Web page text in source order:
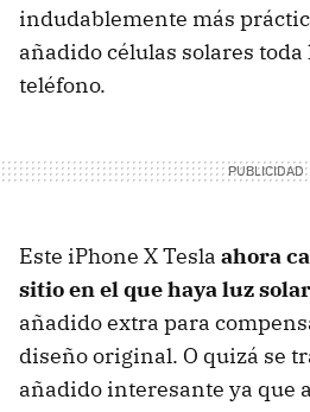
indudablemente más
añadido células solares
teléfono.
Este iPhone X Tesla ahora
sitio en el que haya luz solar
añadido extra para
diseño original. O quizá se
añadido interesante ya que